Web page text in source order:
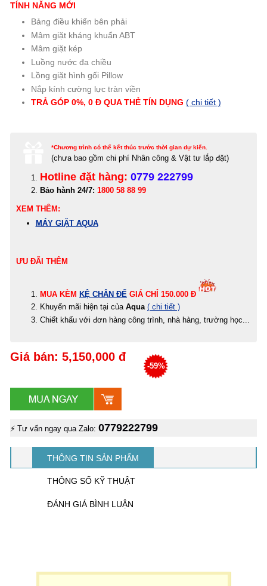
TÍNH NĂNG MỚI
Bảng điều khiển bên phải
Mâm giặt kháng khuẩn ABT
Mâm giặt kép
Luồng nước đa chiều
Lồng giặt hình gối Pillow
Nắp kính cường lực tràn viền
TRẢ GÓP 0%, 0 Đ QUA THẺ TÍN DỤNG ( chi tiết )
*Chương trình có thể kết thúc trước thời gian dự kiến.
(chưa bao gồm chi phí Nhân công & Vật tư lắp đặt)
Hotline đặt hàng: 0779 222799
Bảo hành 24/7: 1800 58 88 99
XEM THÊM:
MÁY GIẶT AQUA
ƯU ĐÃI THÊM
MUA KÈM KỆ CHÂN ĐẾ GIÁ CHỈ 150.000 Đ
Khuyến mãi hiện tại của Aqua ( chi tiết )
Chiết khấu với đơn hàng công trình, nhà hàng, trường học...
Giá bán: 5,150,000 đ
-59%
⚡ Tư vấn ngay qua Zalo: 0779222799
THÔNG TIN SẢN PHẨM
THÔNG SỐ KỸ THUẬT
ĐÁNH GIÁ BÌNH LUẬN